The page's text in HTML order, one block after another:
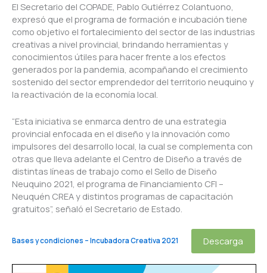
El Secretario del COPADE, Pablo Gutiérrez Colantuono,
expresó que el programa de formación e incubación tiene
como objetivo el fortalecimiento del sector de las industrias
creativas a nivel provincial, brindando herramientas y
conocimientos útiles para hacer frente a los efectos
generados por la pandemia, acompañando el crecimiento
sostenido del sector emprendedor del territorio neuquino y
la reactivación de la economía local.
“Esta iniciativa se enmarca dentro de una estrategia
provincial enfocada en el diseño y la innovación como
impulsores del desarrollo local, la cual se complementa con
otras que lleva adelante el Centro de Diseño a través de
distintas líneas de trabajo como el Sello de Diseño
Neuquino 2021, el programa de Financiamiento CFI –
Neuquén CREA y distintos programas de capacitación
gratuitos”, señaló el Secretario de Estado.
Bases y condiciones – Incubadora Creativa 2021 Descarga